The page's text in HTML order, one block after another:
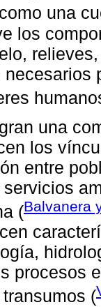
una
los
una
los
entre
(Balvanera
procesos
(